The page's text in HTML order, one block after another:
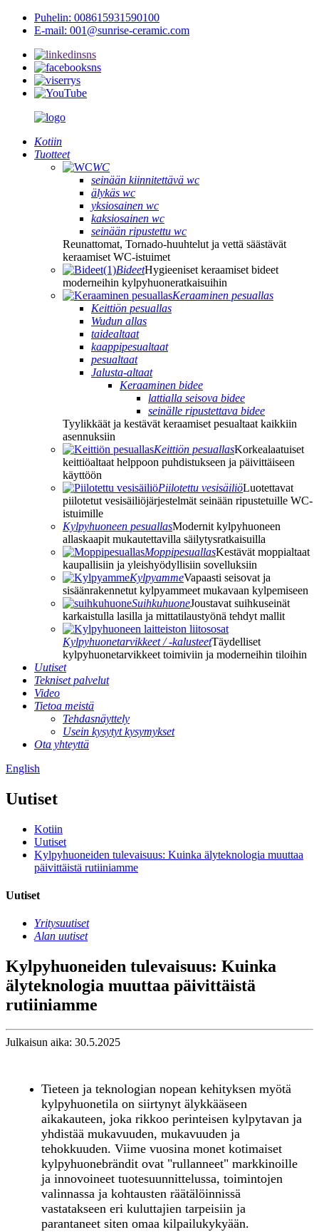
Puhelin: 008615931590100
E-mail: 001@sunrise-ceramic.com
Kotiin
Tuotteet
WC
seinään kiinnitettävä wc
älykäs wc
yksiosainen wc
kaksiosainen wc
seinään ripustettu wc
Reunattomat, Tornado-huuhtelut ja vettä säästävät
keraamiset WC-istuimet
BideetHygieeniset keraamiset bideet
moderneihin kylpyhuoneratkaisuihin
Keraaminen pesuallas
Keittiön pesuallas
Wudun allas
taidealtaat
kaappipesualtaat
pesualtaat
Jalusta-altaat
Keraaminen bidee
lattialla seisova bidee
seinälle ripustettava bidee
Tyylikkäät ja kestävät keraamiset pesualtaat kaikkiin
asennuksiin
Keittiön pesuallasKorkealaatuiset
keittiöaltaat helppoon puhdistukseen ja päivittäiseen
käyttöön
Piilotettu vesisäiliöLuotettavat
piilotetut vesisäiliöjärjestelmät seinään ripustetuille WC-
istuimille
Kylpyhuoneen pesuallasModernit kylpyhuoneen
allaskaapit mukautettavilla säilytysratkaisuilla
MoppipesuallasKestävät moppialtaat
kaupallisiin ja yleishyödyllisiin sovelluksiin
KylpyammeVapaasti seisovat ja
sisäänrakennetut kylpyammeet mukavaan kylpemiseen
SuihkuhuoneJoustavat suihkuseinät
karkaistulla lasilla ja mittatilaustyönä tehdyt mallit
Kylpyhuonetarvikkeet / -kalusteetTäydelliset
kylpyhuonetarvikkeet toimiviin ja moderneihin tiloihin
Uutiset
Tekniset palvelut
Video
Tietoa meistä
Tehdasnäyttely
Usein kysytyt kysymykset
Ota yhteyttä
English
Uutiset
Kotiin
Uutiset
Kylpyhuoneiden tulevaisuus: Kuinka älyteknologia muuttaa
päivittäistä rutiiniamme
Uutiset
Yritysuutiset
Alan uutiset
Kylpyhuoneiden tulevaisuus: Kuinka
älyteknologia muuttaa päivittäistä
rutiiniamme
Julkaisun aika: 30.5.2025
Tieteen ja teknologian nopean kehityksen myötä
kylpyhuonetila on siirtynyt älykkääseen
aikakauteen, joka rikkoo perinteisen kylpytavan ja
yhdistää mukavuuden, mukavuuden ja
tehokkuuden. Viime vuosina monet kotimaiset
kylpyhuonebrändit ovat "rullanneet" markkinoille
ja innovoineet tuotesuunnittelussa, toimintojen
valinnassa ja kohtausten räätälöinnissä
vastatakseen eri kuluttajien tarpeisiin ja
parantaneet siten omaa kilpailukykyään.